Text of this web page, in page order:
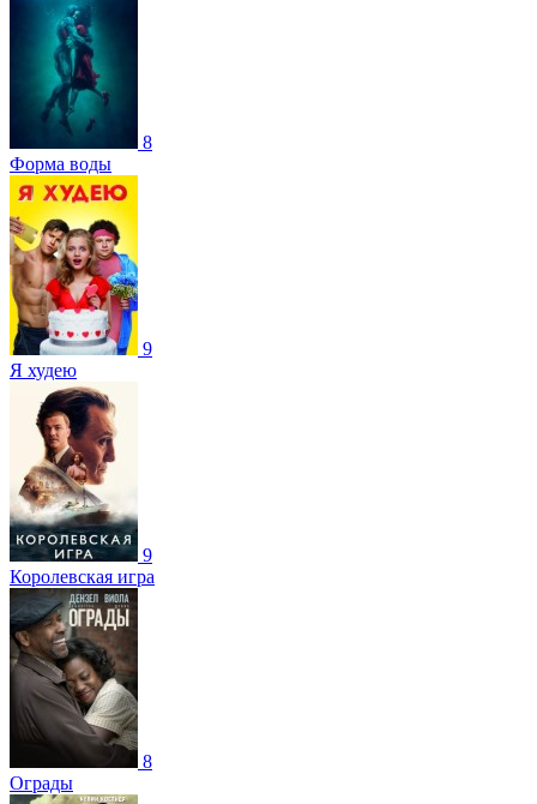
8
Форма воды
9
Я худею
9
Королевская игра
8
Ограды